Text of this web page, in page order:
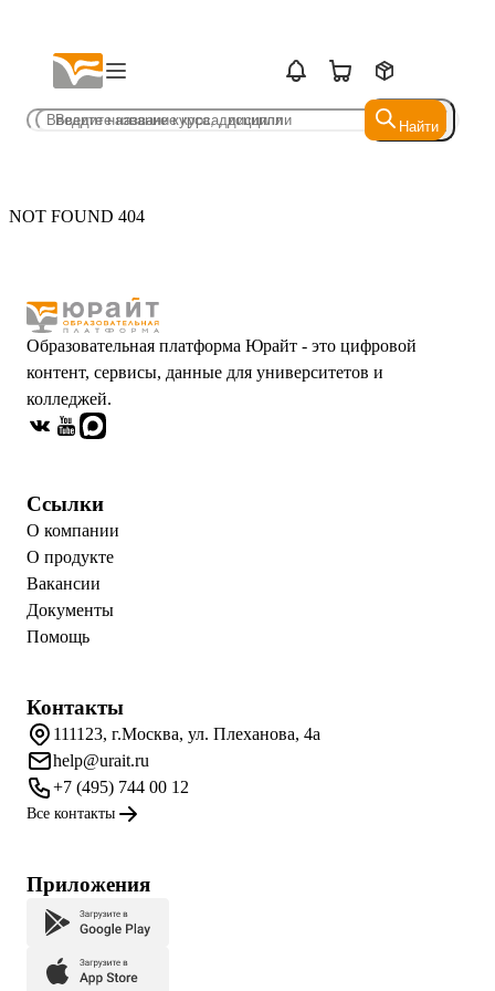
Найти
Найти
NOT FOUND 404
Образовательная платформа Юрайт - это цифровой
контент, сервисы, данные для университетов и
колледжей.
Ссылки
О компании
О продукте
Вакансии
Документы
Помощь
Контакты
111123, г.Москва, ул. Плеханова, 4а
help@urait.ru
+7 (495) 744 00 12
Все контакты
Приложения